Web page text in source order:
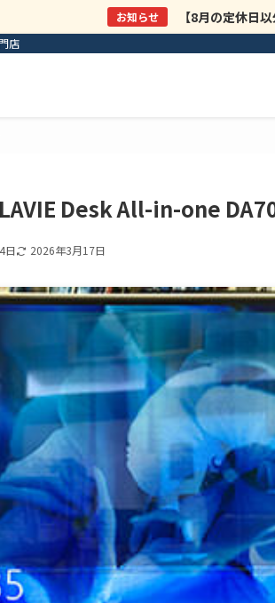
【8月の定休日
店
Desk All-in-one
日 2026年3月17日